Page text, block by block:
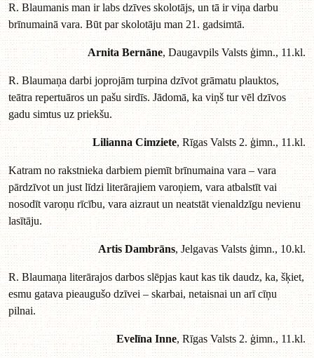
R. Blaumanis man ir labs dzīves skolotājs, un tā ir viņa darbu
brīnumainā vara. Būt par skolotāju man 21. gadsimtā.
Arnita Bernāne, Daugavpils Valsts ģimn., 11.kl.
R. Blaumaņa darbi joprojām turpina dzīvot grāmatu plauktos,
teātra repertuāros un pašu sirdīs. Jādomā, ka viņš tur vēl dzīvos
gadu simtus uz priekšu.
Lilianna Cimziete, Rīgas Valsts 2. ģimn., 11.kl.
Katram no rakstnieka darbiem piemīt brīnumaina vara – vara
pārdzīvot un just līdzi literārajiem varoņiem, vara atbalstīt vai
nosodīt varoņu rīcību, vara aizraut un neatstāt vienaldzīgu nevienu
lasītāju.
Artis Dambrāns, Jelgavas Valsts ģimn., 10.kl.
R. Blaumaņa literārajos darbos slēpjas kaut kas tik daudz, ka, šķiet,
esmu gatava pieaugušo dzīvei – skarbai, netaisnai un arī cīņu
pilnai.
Evelīna Inne, Rīgas Valsts 2. ģimn., 11.kl.